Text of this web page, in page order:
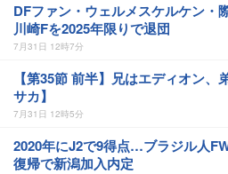
DFファン・ウェルメスケルケン・
川崎Fを2025年限りで退団
7月31日 12時7分
【第35節 前半】兄はエディオン、
サカ】
7月31日 12時5分
2020年にJ2で9得点…ブラジル人
復帰で新潟加入内定